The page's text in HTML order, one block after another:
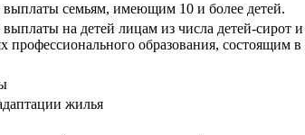
выплаты семьям, имеющим 10 и более детей.
на детей лицам из числа детей-сирот
профессионального образования, состоящим
жилья